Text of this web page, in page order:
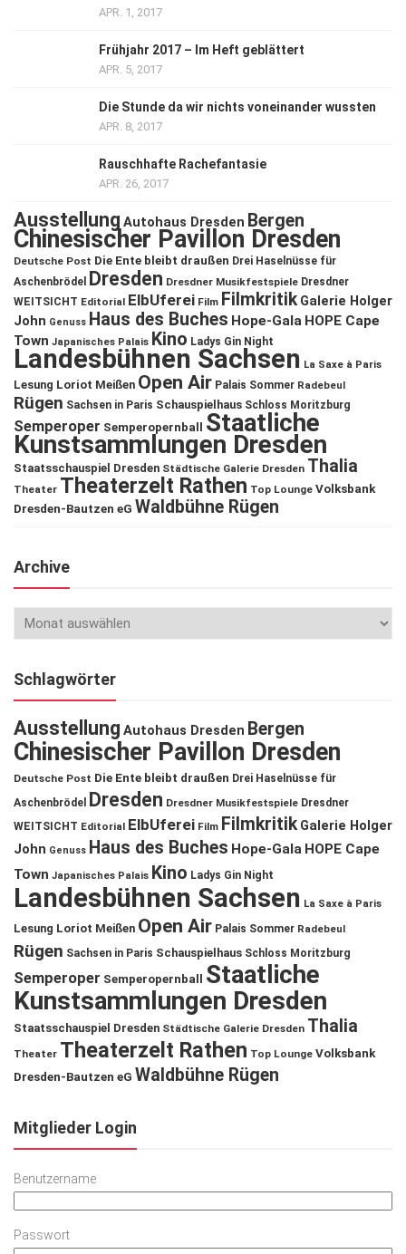
APR. 1, 2017
Frühjahr 2017 – Im Heft geblättert
APR. 5, 2017
Die Stunde da wir nichts voneinander wussten
APR. 8, 2017
Rauschhafte Rachefantasie
APR. 26, 2017
Ausstellung Autohaus Dresden Bergen
Chinesischer Pavillon Dresden
Deutsche Post Die Ente bleibt draußen Drei Haselnüsse für
Aschenbrödel
Dresden Dresdner Musikfestspiele Dresdner
WEITSICHT Editorial ElbUferei Film Filmkritik Galerie Holger
John Genuss Haus des Buches Hope-Gala HOPE Cape
Town Japanisches Palais Kino Ladys Gin Night
Landesbühnen Sachsen La Saxe à Paris
Lesung Loriot Meißen Open Air Palais Sommer Radebeul
Rügen Sachsen in Paris Schauspielhaus Schloss Moritzburg
Semperoper Semperopernball Staatliche
Kunstsammlungen Dresden
Staatsschauspiel Dresden Städtische Galerie Dresden Thalia
Theater Theaterzelt Rathen Top Lounge Volksbank
Dresden-Bautzen eG Waldbühne Rügen
Archive
Schlagwörter
Ausstellung Autohaus Dresden Bergen
Chinesischer Pavillon Dresden
Deutsche Post Die Ente bleibt draußen Drei Haselnüsse für
Aschenbrödel
Dresden Dresdner Musikfestspiele Dresdner
WEITSICHT Editorial ElbUferei Film Filmkritik Galerie Holger
John Genuss Haus des Buches Hope-Gala HOPE Cape
Town Japanisches Palais Kino Ladys Gin Night
Landesbühnen Sachsen La Saxe à Paris
Lesung Loriot Meißen Open Air Palais Sommer Radebeul
Rügen Sachsen in Paris Schauspielhaus Schloss Moritzburg
Semperoper Semperopernball
Staatliche
Kunstsammlungen Dresden
Staatsschauspiel Dresden Städtische Galerie Dresden Thalia
Theater Theaterzelt Rathen Top Lounge Volksbank
Dresden-Bautzen eG Waldbühne Rügen
Mitglieder Login
Benutzername
Passwort